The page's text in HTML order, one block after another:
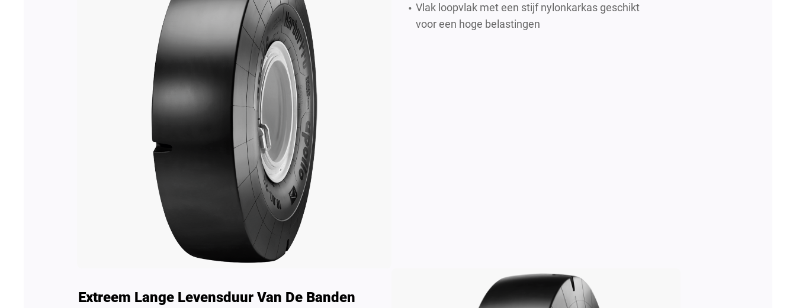
Vlak loopvlak met een stijf nylonkarkas geschikt
voor een hoge belastingen
Extreem Lange Levensduur Van De Banden